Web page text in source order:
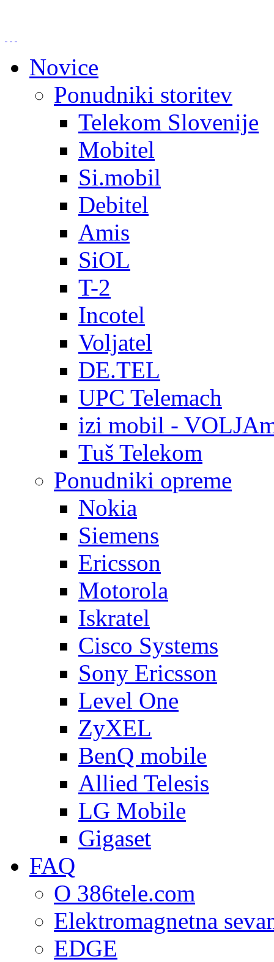
Novice
Ponudniki storitev
Telekom Slovenije
Mobitel
Si.mobil
Debitel
Amis
SiOL
T-2
Incotel
Voljatel
DE.TEL
UPC Telemach
izi mobil -
Tuš Telekom
Ponudniki opreme
Nokia
Siemens
Ericsson
Motorola
Iskratel
Cisco Systems
Sony Ericsson
Level One
ZyXEL
BenQ mobile
Allied Telesis
LG Mobile
Gigaset
FAQ
O 386tele.com
Elektromagnetna
EDGE